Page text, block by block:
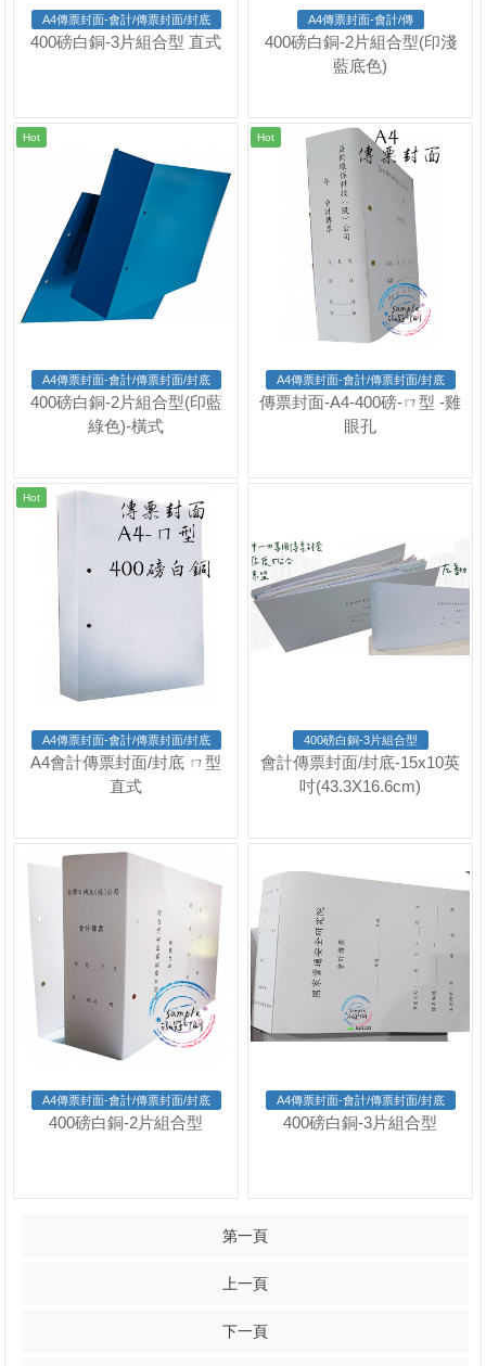
A4傳票封面-會計/傳票封面/封底
400磅白銅-3片組合型 直式
A4傳票封面-會計/傳
400磅白銅-2片組合型(印淺
藍底色)
Hot
A4傳票封面-會計/傳票封面/封底
400磅白銅-2片組合型(印藍
綠色)-橫式
Hot
A4傳票封面-會計/傳票封面/封底
傳票封面-A4-400磅-ㄇ型 -雞
眼孔
Hot
A4傳票封面-會計/傳票封面/封底
A4會計傳票封面/封底 ㄇ型
直式
400磅白銅-3片組合型
會計傳票封面/封底-15x10英
吋(43.3X16.6cm)
A4傳票封面-會計/傳票封面/封底
400磅白銅-2片組合型
A4傳票封面-會計/傳票封面/封底
400磅白銅-3片組合型
第一頁
上一頁
下一頁